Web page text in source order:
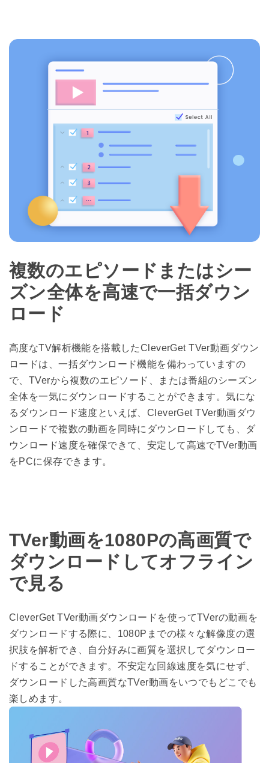
複数のエピソードまたはシー
ズン全体を高速で一括ダウン
ロード
高度なTV解析機能を搭載したCleverGet TVer動画ダウン
ロードは、一括ダウンロード機能を備わっていますの
で、TVerから複数のエピソード、または番組のシーズン
全体を一気にダウンロードすることができます。気にな
るダウンロード速度といえば、CleverGet TVer動画ダウ
ンロードで複数の動画を同時にダウンロードしても、ダ
ウンロード速度を確保できて、安定して高速でTVer動画
をPCに保存できます。
TVer動画を1080Pの高画質で
ダウンロードしてオフライン
で見る
CleverGet TVer動画ダウンロードを使ってTVerの動画を
ダウンロードする際に、1080Pまでの様々な解像度の選
択肢を解析でき、自分好みに画質を選択してダウンロー
ドすることができます。不安定な回線速度を気にせず、
ダウンロードした高画質なTVer動画をいつでもどこでも
楽しめます。